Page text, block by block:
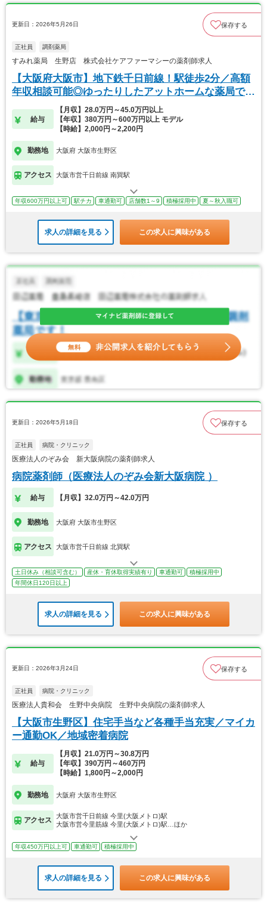
更新日：2026年5月26日 保存する
正社員 調剤薬局
すみれ薬局 生野店 株式会社ケアファーマシーの薬剤師求人
【大阪府大阪市】地下鉄千日前線！駅徒歩2分／高額
年収相談可能◎ゆったりしたアットホームな薬局で
給与
【月収】28.0万円～45.0万円以上
【年収】380万円～600万円以上 モデル
【時給】2,000円～2,200円
勤務地 大阪府 大阪市生野区
アクセス 大阪市営千日前線 南巽駅
年収600万円以上可 駅チカ 車通勤可 店舗数1～9 積極採用中 夏～秋入職可
求人の詳細を見る この求人に興味がある
更新日：2026年5月18日 保存する
正社員 病院・クリニック
医療法人のぞみ会 新大阪病院の薬剤師求人
病院薬剤師（医療法人のぞみ会新大阪病院 ）
給与 【月収】32.0万円～42.0万円
勤務地 大阪府 大阪市生野区
アクセス 大阪市営千日前線 北巽駅
土日休み（相談可含む） 産休・育休取得実績有り 車通勤可
積極採用中
年間休日120日以上
求人の詳細を見る この求人に興味がある
更新日：2026年3月24日 保存する
正社員 病院・クリニック
医療法人貴和会 生野中央病院 生野中央病院の薬剤師求人
【大阪市生野区】住宅手当など各種手当充実／マイカ
ー通勤OK／地域密着病院
給与
【月収】21.0万円～30.8万円
【年収】390万円～460万円
【時給】1,800円～2,000円
勤務地 大阪府 大阪市生野区
アクセス
大阪市営千日前線 今里(大阪メトロ)駅
大阪市営今里筋線 今里(大阪メトロ)駅…ほか
年収450万円以上可 車通勤可 積極採用中
求人の詳細を見る この求人に興味がある